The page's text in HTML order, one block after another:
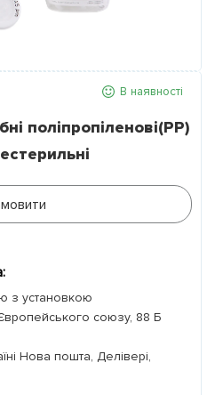
В наявності
поліпропіленові(PP)
з установкою
союзу, 88 Б
Нова пошта, Делівері,